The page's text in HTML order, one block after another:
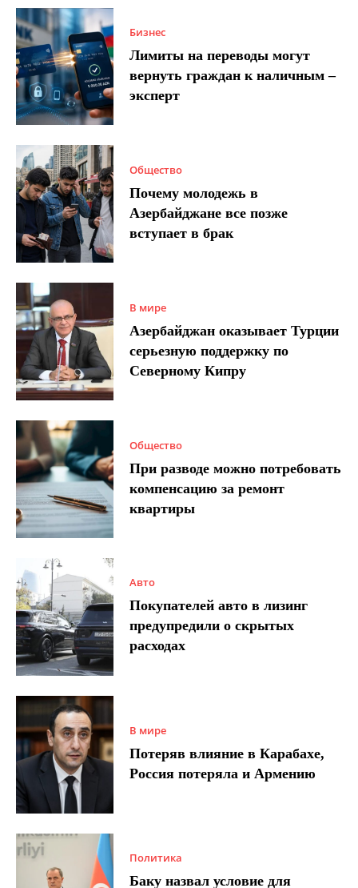
Бизнес
Лимиты на переводы могут
вернуть граждан к наличным –
эксперт
Общество
Почему молодежь в
Азербайджане все позже
вступает в брак
В мире
Азербайджан оказывает Турции
серьезную поддержку по
Северному Кипру
Общество
При разводе можно потребовать
компенсацию за ремонт
квартиры
Авто
Покупателей авто в лизинг
предупредили о скрытых
расходах
В мире
Потеряв влияние в Карабахе,
Россия потеряла и Армению
Политика
Баку назвал условие для